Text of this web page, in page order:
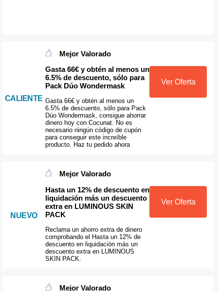
CALIENTE
Mejor Valorado
Gasta 66€ y obtén al menos un
6.5% de descuento, sólo para
Pack Dúo Wondermask
Gasta 66€ y obtén al menos un
6.5% de descuento, sólo para Pack
Dúo Wondermask, consigue ahorrar
dinero hoy con Cocunat. No es
necesario ningún código de cupón
para conseguir este increíble
producto. Haz tu pedido ahora
Ver Oferta
NUEVO
Mejor Valorado
Hasta un 12% de descuento en
liquidación más un descuento
extra en LUMINOUS SKIN
PACK
Reclama un ahorro extra de dinero
comprobando el Hasta un 12% de
descuento en liquidación más un
descuento extra en LUMINOUS
SKIN PACK.
Ver Oferta
Mejor Valorado